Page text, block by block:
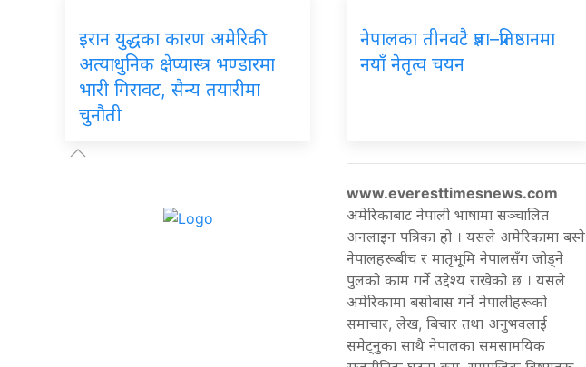
इरान युद्धका कारण अमेरिकी
अत्याधुनिक क्षेप्यास्त्र भण्डारमा
भारी गिरावट, सैन्य तयारीमा
चुनौती
नेपालका तीनवटै प्रज्ञा–प्रतिष्ठानमा
नयाँ नेतृत्व चयन
www.everesttimesnews.com
अमेरिकाबाट नेपाली भाषामा सञ्चालित
अनलाइन पत्रिका हो । यसले अमेरिकामा बस्ने
नेपालहरूबीच र मातृभूमि नेपालसँग जोड्ने
पुलको काम गर्ने उद्देश्य राखेको छ । यसले
अमेरिकामा बसोबास गर्ने नेपालीहरूको
समाचार, लेख, बिचार तथा अनुभवलाई
समेट्नुका साथै नेपालका समसामयिक